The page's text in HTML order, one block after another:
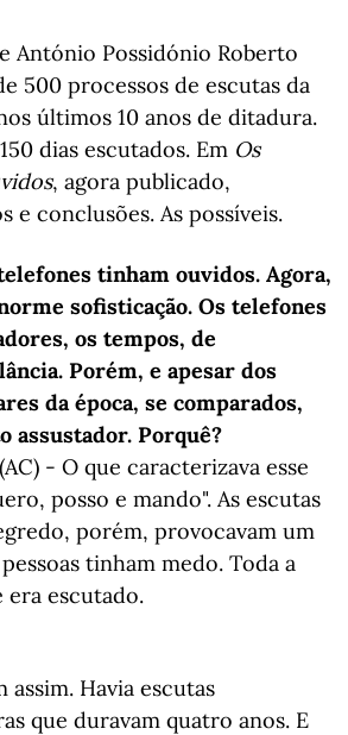
António Possidónio Roberto
500 processos de escutas da
últimos 10 anos de ditadura.
dias escutados. Em Os
, agora publicado,
e conclusões. As possíveis.
tinham ouvidos. Agora,
sofisticação. Os telefones
os tempos, de
Porém, e apesar dos
da época, se comparados,
assustador. Porquê?
- O que caracterizava esse
posso e mando". As escutas
porém, provocavam um
tinham medo. Toda a
era escutado.
assim. Havia escutas
que duravam quatro anos. E